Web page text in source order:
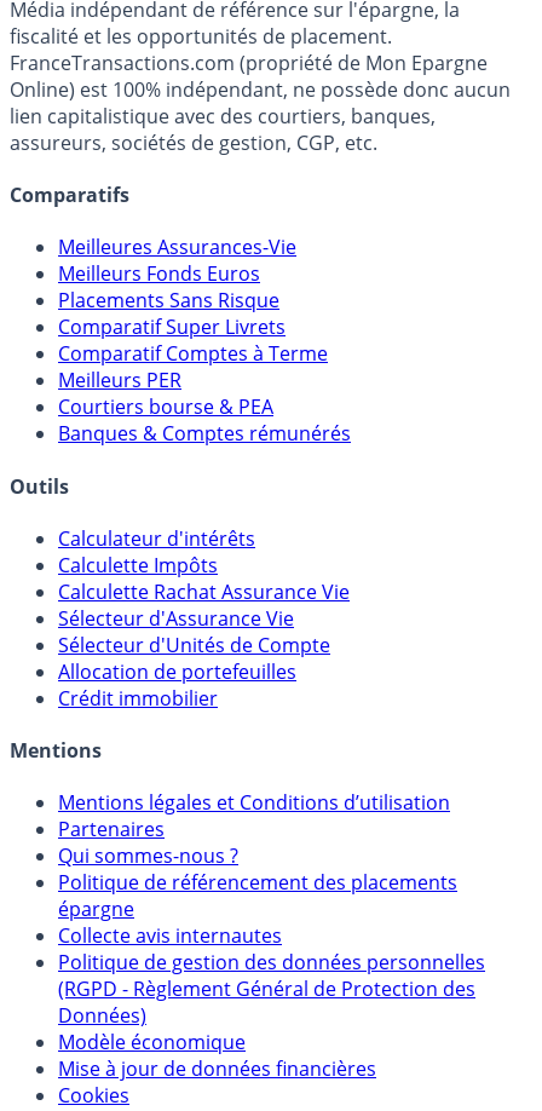
Média indépendant de référence sur l'épargne, la
fiscalité et les opportunités de placement.
FranceTransactions.com (propriété de Mon Epargne
Online) est 100% indépendant, ne possède donc aucun
lien capitalistique avec des courtiers, banques,
assureurs, sociétés de gestion, CGP, etc.
Comparatifs
Meilleures Assurances-Vie
Meilleurs Fonds Euros
Placements Sans Risque
Comparatif Super Livrets
Comparatif Comptes à Terme
Meilleurs PER
Courtiers bourse & PEA
Banques & Comptes rémunérés
Outils
Calculateur d'intérêts
Calculette Impôts
Calculette Rachat Assurance Vie
Sélecteur d'Assurance Vie
Sélecteur d'Unités de Compte
Allocation de portefeuilles
Crédit immobilier
Mentions
Mentions légales et Conditions d’utilisation
Partenaires
Qui sommes-nous ?
Politique de référencement des placements
épargne
Collecte avis internautes
Politique de gestion des données personnelles
(RGPD - Règlement Général de Protection des
Données)
Modèle économique
Mise à jour de données financières
Cookies